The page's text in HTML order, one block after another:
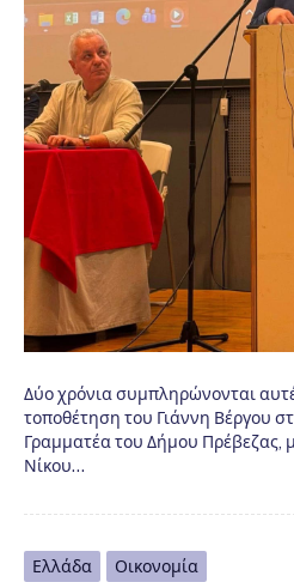
Δύο χρόνια συμπληρώνονται
τοποθέτηση του Γιάννη Βέργου
Γραμματέα του Δήμου
Νίκου…
Ελλάδα Οικονομία